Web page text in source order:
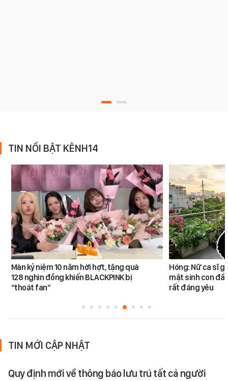
TIN NỔI BẬT KÊNH14
Màn kỷ niệm 10 năm hời hợt, tặng quà
128 nghìn đồng khiến BLACKPINK bị
“thoát fan”
Hóng: Nữ ca sĩ
mật sinh con
rất đáng yêu
TIN MỚI CẬP NHẬT
Quy định mới về thông báo lưu trú tất cả người